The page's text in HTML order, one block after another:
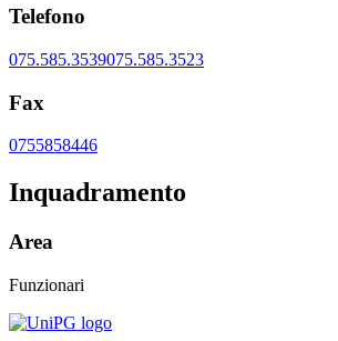
Telefono
075.585.3539075.585.3523
Fax
0755858446
Inquadramento
Area
Funzionari